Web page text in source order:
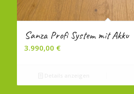
Sanza Profi System mit Akku
3.990,00 €